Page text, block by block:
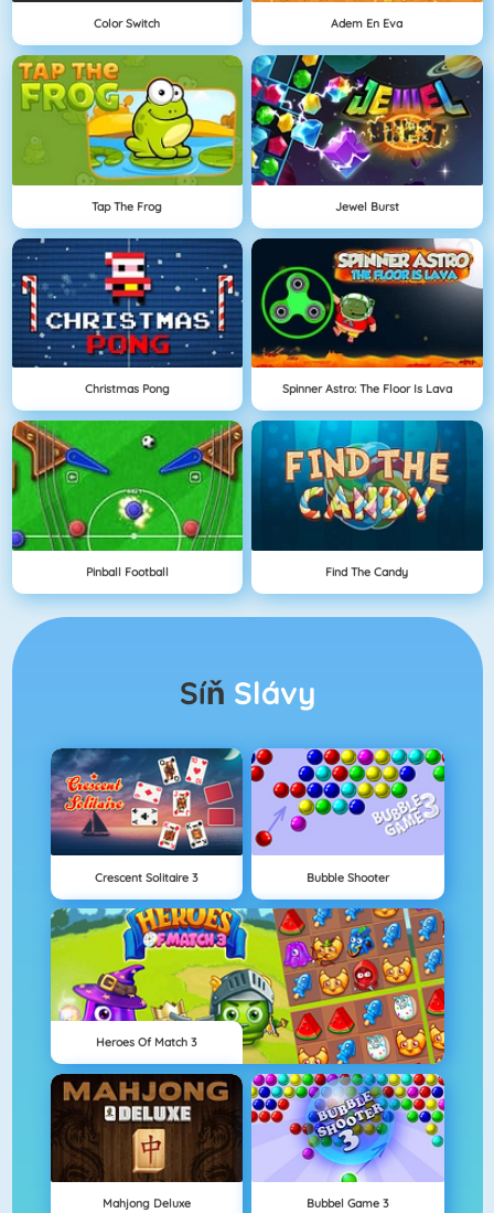
Color Switch Adem En Eva
Tap The Frog Jewel Burst
Christmas Pong Spinner Astro: The Floor Is Lava
Pinball Football Find The Candy
Síň Slávy
Crescent Solitaire 3 Bubble Shooter
Heroes Of Match 3
Mahjong Deluxe Bubbel Game 3